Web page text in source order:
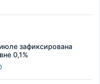
зафиксирована
0,1%